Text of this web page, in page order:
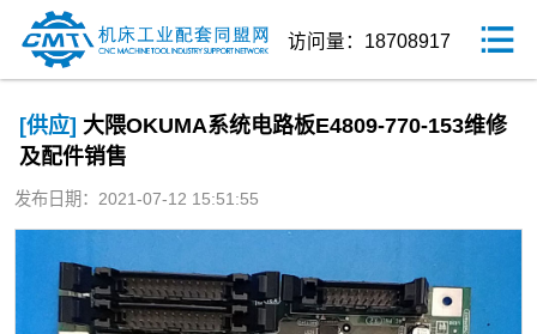
访问量：18708917
[供应] 大隈OKUMA系统电路板E4809-770-153维修
及配件销售
发布日期：2021-07-12 15:51:55